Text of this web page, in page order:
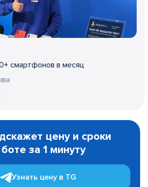
смартфонов в месяц
цену и сроки
за 1 минуту
Узнать цену в TG